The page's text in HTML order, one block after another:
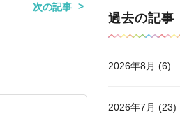
次の記事
過去の記事
2026年8月 (6)
2026年7月 (23)